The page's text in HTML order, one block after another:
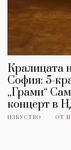
Кралицата
София: 5-
„Грами“
концерт в
ИЗКУСТВО ОТ